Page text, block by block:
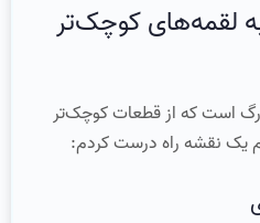
لقمه‌های کوچک‌تر
است که از قطعات کوچک‌تر
نقشه راه درست کردم: